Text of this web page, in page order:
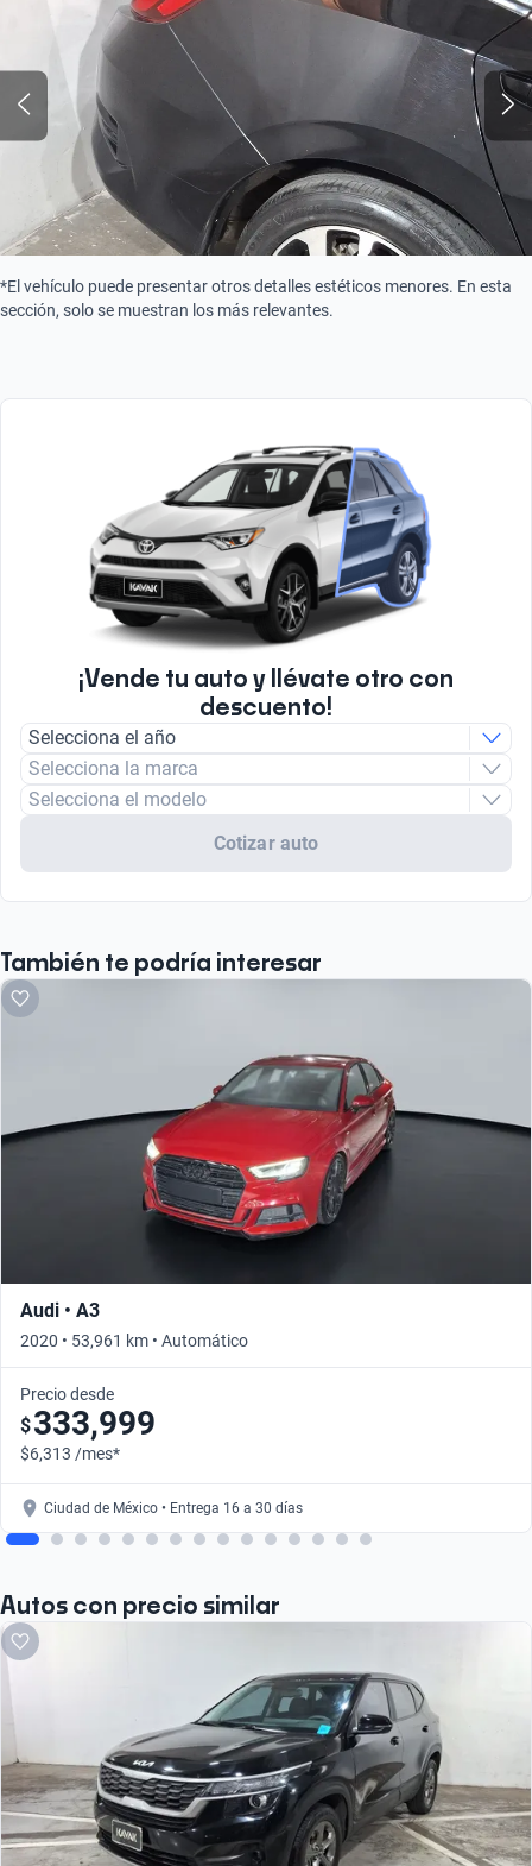
*El vehículo puede presentar otros detalles estéticos menores. En esta
sección, solo se muestran los más relevantes.
¡Vende tu auto y llévate otro con
descuento!
Selecciona el año
Selecciona la marca
Selecciona el modelo
Cotizar auto
También te podría interesar
Audi • A3
2020 • 53,961 km • Automático
Precio desde
$333,999
$6,313 /mes*
Ciudad de México • Entrega 16 a 30 días
Autos con precio similar